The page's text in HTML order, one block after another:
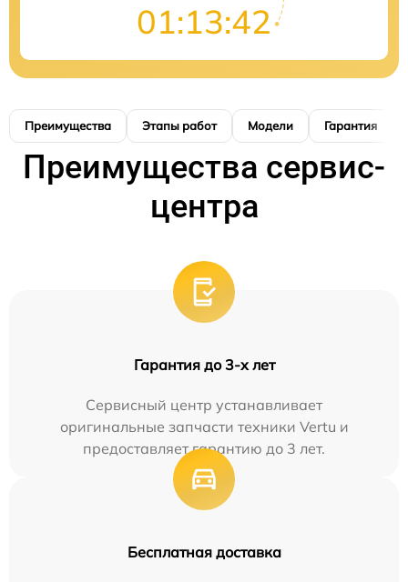
01:13:41
Преимущества Этапы работ Модели Гарантия
Преимущества сервис-
центра
Гарантия до 3-х лет
Сервисный центр устанавливает
оригинальные запчасти техники Vertu и
предоставляет гарантию до 3 лет.
Бесплатная доставка